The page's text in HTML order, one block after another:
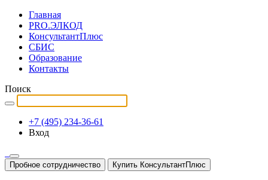
Главная
PRO.ЭЛКОД
КонсультантПлюс
СБИС
Образование
Контакты
Поиск
+7 (495) 234-36-61
Вход
Пробное сотрудничество Купить КонсультантПлюс